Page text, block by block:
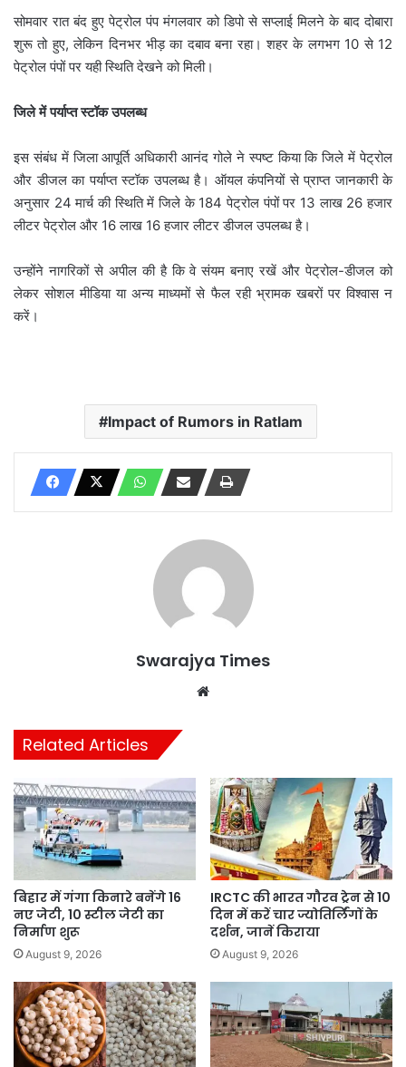
सोमवार रात बंद हुए पेट्रोल पंप मंगलवार को डिपो से सप्लाई मिलने के बाद दोबारा
शुरू तो हुए, लेकिन दिनभर भीड़ का दबाव बना रहा। शहर के लगभग 10 से 12
पेट्रोल पंपों पर यही स्थिति देखने को मिली।
जिले में पर्याप्त स्टॉक उपलब्ध
इस संबंध में जिला आपूर्ति अधिकारी आनंद गोले ने स्पष्ट किया कि जिले में पेट्रोल
और डीजल का पर्याप्त स्टॉक उपलब्ध है। ऑयल कंपनियों से प्राप्त जानकारी के
अनुसार 24 मार्च की स्थिति में जिले के 184 पेट्रोल पंपों पर 13 लाख 26 हजार
लीटर पेट्रोल और 16 लाख 16 हजार लीटर डीजल उपलब्ध है।
उन्होंने नागरिकों से अपील की है कि वे संयम बनाए रखें और पेट्रोल-डीजल को
लेकर सोशल मीडिया या अन्य माध्यमों से फैल रही भ्रामक खबरों पर विश्वास न
करें।
Impact of Rumors in Ratlam
Swarajya Times
Related Articles
बिहार में गंगा किनारे बनेंगे 16
नए जेटी, 10 स्टील जेटी का
निर्माण शुरू
August 9, 2026
IRCTC की भारत गौरव ट्रेन से 10
दिन में करें चार ज्योतिर्लिंगों के
दर्शन, जानें किराया
August 9, 2026